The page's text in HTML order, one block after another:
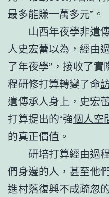
最多能賺一萬多元”。
山西年夜學非遺
人史宏蕾以為，經由
了年夜學”，接收了
程研修打算轉變了命
遺傳承人身上，史宏
打算提出的“強個人空
的真正價值。
研培打算經由過
們身邊的人，甚至他
進村落復興不成疏忽